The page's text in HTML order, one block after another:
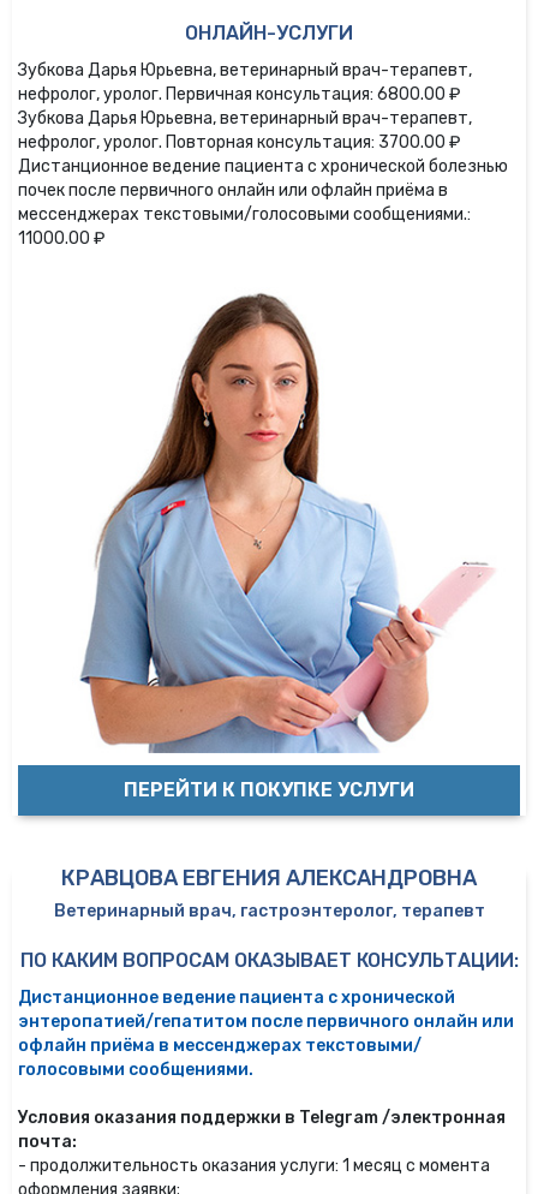
ОНЛАЙН-УСЛУГИ
Зубкова Дарья Юрьевна, ветеринарный врач-терапевт,
нефролог, уролог. Первичная консультация: 6800.00 ₽
Зубкова Дарья Юрьевна, ветеринарный врач-терапевт,
нефролог, уролог. Повторная консультация: 3700.00 ₽
Дистанционное ведение пациента с хронической болезнью
почек после первичного онлайн или офлайн приёма в
мессенджерах текстовыми/голосовыми сообщениями.:
11000.00 ₽
ПЕРЕЙТИ К ПОКУПКЕ УСЛУГИ
КРАВЦОВА ЕВГЕНИЯ АЛЕКСАНДРОВНА
Ветеринарный врач, гастроэнтеролог, терапевт
ПО КАКИМ ВОПРОСАМ ОКАЗЫВАЕТ КОНСУЛЬТАЦИИ:
Дистанционное ведение пациента с хронической
энтеропатией/гепатитом после первичного онлайн или
офлайн приёма в мессенджерах текстовыми/
голосовыми сообщениями.
Условия оказания поддержки в Telegram /электронная
почта:
- продолжительность оказания услуги: 1 месяц с момента
оформления заявки;